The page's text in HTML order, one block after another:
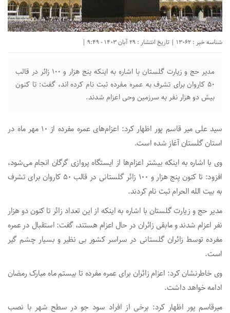
شناسه خبر : 13062 | تاریخ انتشار : 29 آبان 1403 - 9:49 |
مدیر حج و زیارت گلستان با اشاره به اینکه پنج هزار و ۱۰۰ زائر در قالب
۵۰ کاروان برای تشرف به عمره مفرده ثبت نام کرده اند، گفت: تا کنون
بیش دو هزار نفر به سرزمین وحی اعزام شدند.
سید علی میر قاسم پور اظهار کرد: اعزام‌های عمره مفرده از ۱۰ مهر ماه در
استان گلستان آغاز شده است.
وی با اشاره به اینکه بیشتر اعزام‌ها از ایستگاه پروازی گرگان انجام می‌شود،
افزود: تا کنون پنج هزار و ۱۰۰ زائر گلستانی در قالب ۵۰ کاروان برای تشرف
به بیت الله الحرام ثبت نام کردند.
مدیر حج و زیارت گلستان با اشاره به اینکه از این تعداد زائر تا کنون دو هزار
نفر اعزام شدند و مابقی زائران در حال اعزام هستند، گفت: استقبال در عمره
مفرده توسط زائران گلستانی در سراسر کشور بی نظیر و بسیار چشم گیر
است.
وی خاطرنشان کرد: اعزام زائران برای عمره مفرده تا بیستم ماه مبارک رمضان
ادامه خواهد داشت.
میرقاسم پور اظهار کرد: برخی از افراد سود جو در سطح شهر با نصب